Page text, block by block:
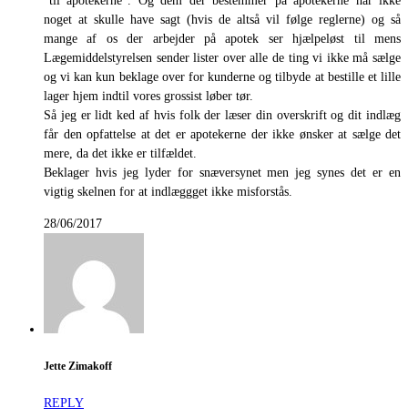
noget at skulle have sagt (hvis de altså vil følge reglerne) og så
mange af os der arbejder på apotek ser hjælpeløst til mens
Lægemiddelstyrelsen sender lister over alle de ting vi ikke må sælge
og vi kan kun beklage over for kunderne og tilbyde at bestille et lille
lager hjem indtil vores grossist løber tør.
Så jeg er lidt ked af hvis folk der læser din overskrift og dit indlæg
får den opfattelse at det er apotekerne der ikke ønsker at sælge det
mere, da det ikke er tilfældet.
Beklager hvis jeg lyder for snæversynet men jeg synes det er en
vigtig skelnen for at indlæggget ikke misforstås.
28/06/2017
Jette Zimakoff
REPLY